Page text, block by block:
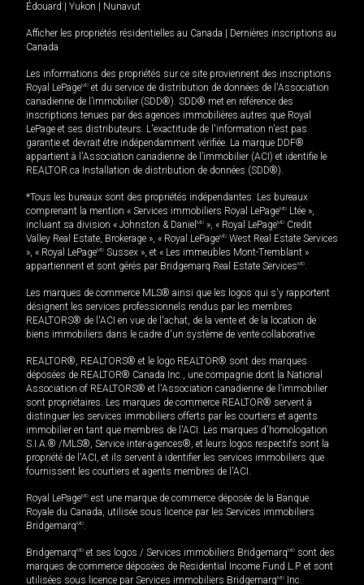
Édouard
Yukon Nunavut
Afficher les propriétés résidentielles au Canada
Dernières inscriptions au
Canada
Les informations des propriétés sur ce site proviennent des inscriptions
Royal LePageMD et du service de distribution de données de l'Association
canadienne de l’immobilier (SDD®). SDD® met en référence des
inscriptions tenues par des agences immobilières autres que Royal
LePage et ses distributeurs. L'exactitude de l'information n'est pas
garantie et devrait être indépendamment vérifiée. La marque DDF®
appartient à l'Association canadienne de l’immobilier (ACI) et identifie le
REALTOR.ca Installation de distribution de données (SDD®).
*Tous les bureaux sont des propriétés indépendantes. Les bureaux
comprenant la mention « Services immobiliers Royal LePageMD Ltée »,
incluant sa division « Johnston & Daniel MD », « Royal LePageMD Credit
Valley Real Estate, Brokerage », « Royal LePageMD West Real Estate Services
», « Royal LePageMD Sussex », et « Les immeubles Mont-Tremblant »
appartiennent et sont gérés par Bridgemarq Real Estate ServicesMD.
Les marques de commerce MLS® ainsi que les logos qui s'y rapportent
désignent les services professionnels rendus par les membres
REALTORS® de l'ACI en vue de l'achat, de la vente et de la location de
biens immobiliers dans le cadre d'un système de vente collaborative.
REALTOR®, REALTORS® et le logo REALTOR® sont des marques
déposées de REALTOR® Canada Inc., une compagnie dont la National
Association of REALTORS® et l'Association canadienne de l’immobilier
sont propriétaires. Les marques de commerce REALTOR® servent à
distinguer les services immobiliers offerts par les courtiers et agents
immobilier en tant que membres de l'ACI. Les marques d'homologation
S.I.A.® /MLS®, Service inter-agences®, et leurs logos respectifs sont la
propriété de l'ACI, et ils servent à identifier les services immobiliers que
fournissent les courtiers et agents membres de l'ACI.
Royal LePageMD est une marque de commerce déposée de la Banque
Royale du Canada, utilisée sous licence par les Services immobiliers
BridgemarqMD.
BridgemarqMD et ses logos / Services immobiliers BridgemarqMD sont des
marques de commerce déposées de Residential Income Fund L.P. et sont
utilisées sous licence par Services immobiliers BridgemarqMD Inc.